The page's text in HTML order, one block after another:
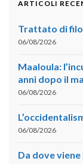
ARTICOLI
Trattato di
06/08/2026
Maaloula:
anni dopo il
06/08/2026
06/08/2026
Da dove